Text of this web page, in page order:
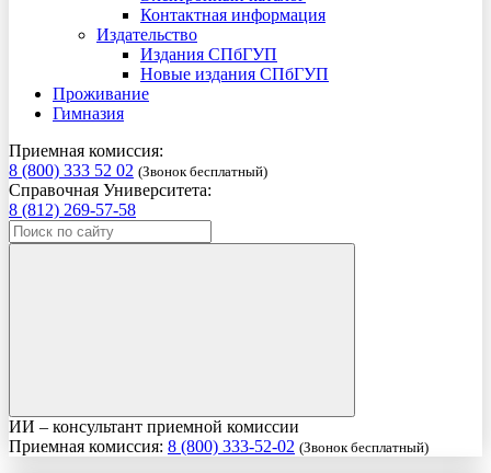
Контактная информация
Издательство
Издания СПбГУП
Новые издания СПбГУП
Проживание
Гимназия
Приемная комиссия:
8 (800) 333 52 02 (Звонок бесплатный)
Справочная Университета:
8 (812) 269-57-58
ИИ – консультант приемной комиссии
Приемная комиссия: 8 (800) 333-52-02 (Звонок бесплатный)